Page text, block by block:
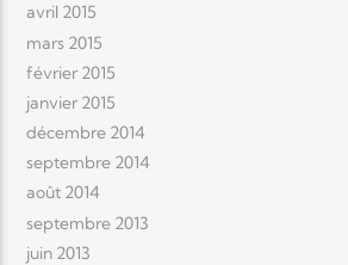
avril 2015
mars 2015
février 2015
janvier 2015
décembre 2014
septembre 2014
août 2014
septembre 2013
juin 2013